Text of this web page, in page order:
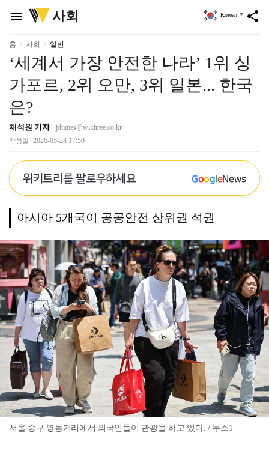
menu
위
키
리
사회 share
Korean ▼
홈 사회 일반
‘세계서 가장 안전한 나라’ 1위 싱
가포르, 2위 오만, 3위 일본... 한국
은?
채석원 기자 jdtimes@wikitree.co.kr
작성일 2026-05-28 17:50
위키트리를 팔로우하세요 GoogleNews
아시아 5개국이 공공안전 상위권 석권
서울 중구 명동거리에서 외국인들이 관광을 하고 있다. / 누스1